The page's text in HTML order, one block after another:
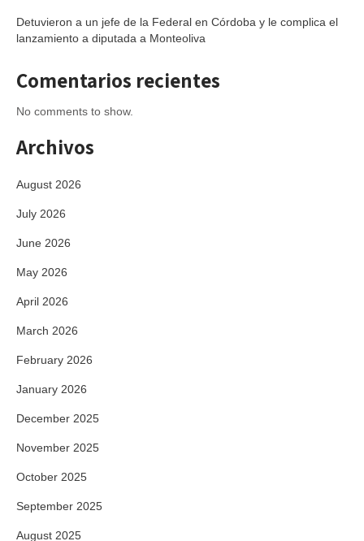
Detuvieron a un jefe de la Federal en Córdoba y le complica el
lanzamiento a diputada a Monteoliva
Comentarios recientes
No comments to show.
Archivos
August 2026
July 2026
June 2026
May 2026
April 2026
March 2026
February 2026
January 2026
December 2025
November 2025
October 2025
September 2025
August 2025